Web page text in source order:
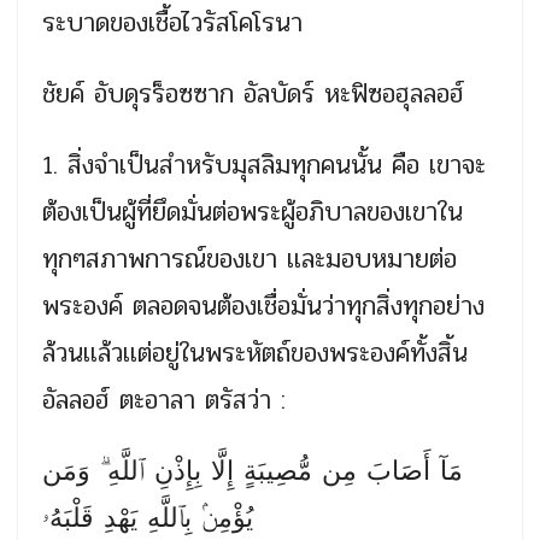
ระบาดของเชื้อไวรัสโคโรนา
ชัยค์ อับดุรร็อซซาก อัลบัดร์ หะฟิซอฮุลลอฮ์
1. สิ่งจำเป็นสำหรับมุสลิมทุกคนนั้น คือ เขาจะ
ต้องเป็นผู้ที่ยึดมั่นต่อพระผู้อภิบาลของเขาใน
ทุกๆสภาพการณ์ของเขา เเละมอบหมายต่อ
พระองค์ ตลอดจนต้องเชื่อมั่นว่าทุกสิ่งทุกอย่าง
ล้วนเเล้วเเต่อยู่ในพระหัตถ์ของพระองค์ทั้งสิ้น
อัลลอฮ์ ตะอาลา ตรัสว่า :
مَآ أَصَابَ مِن مُّصِيبَةٍ إِلَّا بِإِذْنِ ٱللَّهِ ۗ وَمَن
يُؤْمِنۢ بِٱللَّهِ يَهْدِ قَلْبَهُۥ